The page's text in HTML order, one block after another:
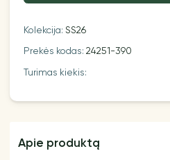
Kolekcija:SS26
Prekės kodas:24251-390
Turimas kiekis:
Apie produktą